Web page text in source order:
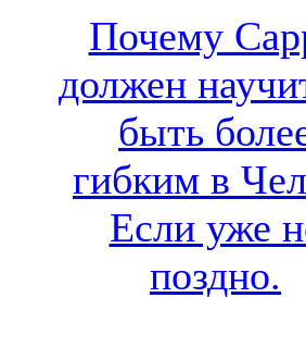
Почему
должен
быть
гибким в
Если уже
поздно.